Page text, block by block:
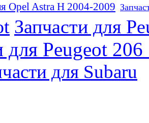
Opel Astra H 2004-2009
Запчасти для
для Peugeot
для Subaru